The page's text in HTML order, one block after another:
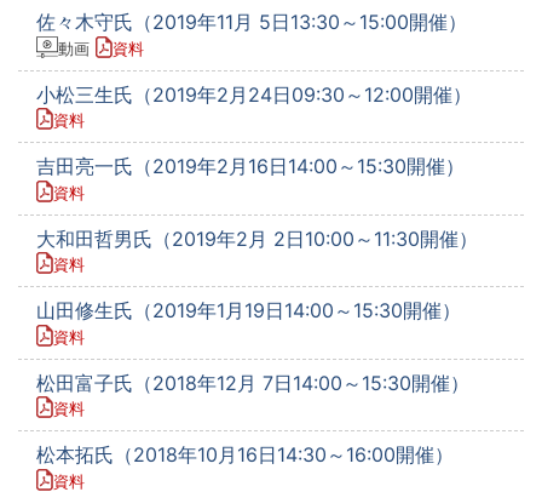
佐々木守氏（2019年11月 5日13:30～15:00開催）
動画 資料
小松三生氏（2019年2月24日09:30～12:00開催）
資料
吉田亮一氏（2019年2月16日14:00～15:30開催）
資料
大和田哲男氏（2019年2月 2日10:00～11:30開催）
資料
山田修生氏（2019年1月19日14:00～15:30開催）
資料
松田富子氏（2018年12月 7日14:00～15:30開催）
資料
松本拓氏（2018年10月16日14:30～16:00開催）
資料